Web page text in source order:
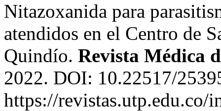
Nitazoxanida para
atendidos en el Centro de
Quindío. Revista Médica
2022. DOI: 10.22517/
https://revistas.utp.edu.co/